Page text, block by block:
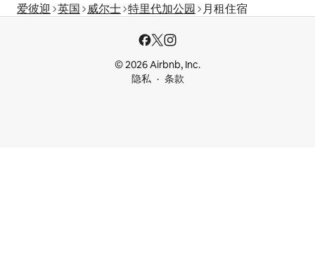
爱彼迎 英国 威尔士 特里代加公园 月租住宿
© 2026 Airbnb, Inc.
隐私
条款